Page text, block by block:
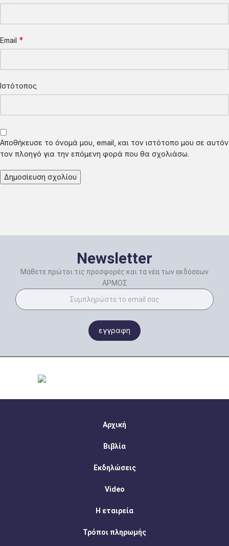
Email *
Ιστότοπος
Αποθήκευσε το όνομά μου, email, και τον ιστότοπο μου σε αυτόν
τον πλοηγό για την επόμενη φορά που θα σχολιάσω.
Newsletter
Μάθετε πρώτοι τις προσφορές και τα νέα των εκδόσεων
ΑΡΜΟΣ
εγγραφη
Αρχική
Βιβλία
Εκδηλώσεις
Video
Η εταιρεία
Τρόποι πληρωμής